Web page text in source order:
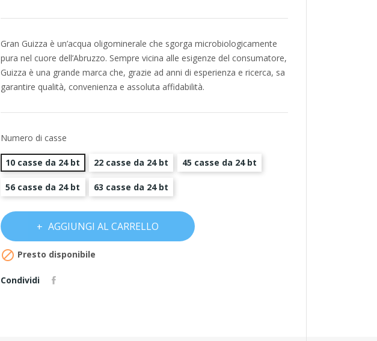
Gran Guizza è un’acqua oligominerale che sgorga microbiologicamente
pura nel cuore dell’Abruzzo. Sempre vicina alle esigenze del consumatore,
Guizza è una grande marca che, grazie ad anni di esperienza e ricerca, sa
garantire qualità, convenienza e assoluta affidabilità.
Numero di casse
10 casse da 24 bt 22 casse da 24 bt 45 casse da 24 bt
56 casse da 24 bt 63 casse da 24 bt
AGGIUNGI AL CARRELLO
 Presto disponibile
Condividi